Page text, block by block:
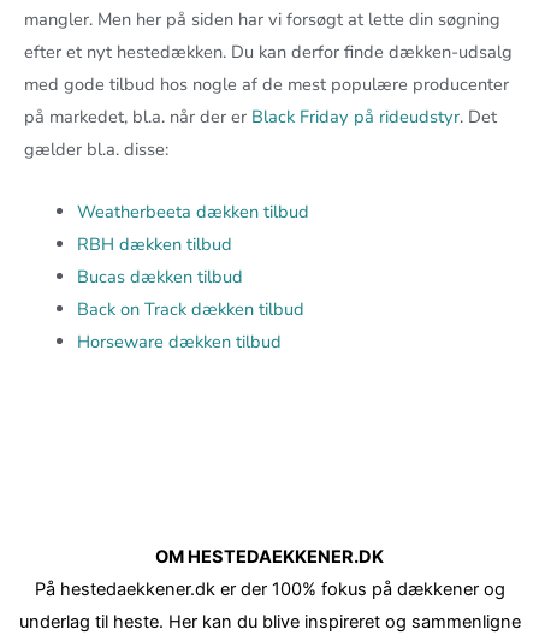
mangler. Men her på siden har vi forsøgt at lette din søgning
efter et nyt hestedækken. Du kan derfor finde dækken-udsalg
med gode tilbud hos nogle af de mest populære producenter
på markedet, bl.a. når der er Black Friday på rideudstyr. Det
gælder bl.a. disse:
Weatherbeeta dækken tilbud
RBH dækken tilbud
Bucas dækken tilbud
Back on Track dækken tilbud
Horseware dækken tilbud
OM HESTEDAEKKENER.DK
På hestedaekkener.dk er der 100% fokus på dækkener og
underlag til heste. Her kan du blive inspireret og sammenligne